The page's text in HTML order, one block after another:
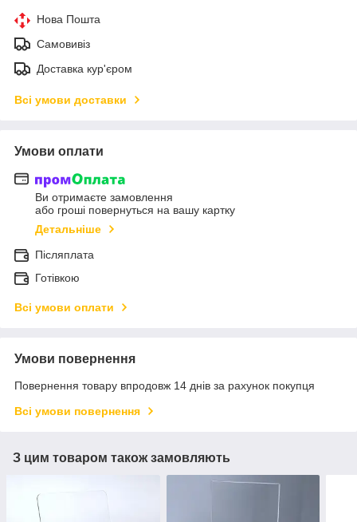
Нова Пошта
Самовивіз
Доставка кур'єром
Всі умови доставки
Умови оплати
Ви отримаєте замовлення
або гроші повернуться на вашу картку
Детальніше
Післяплата
Готівкою
Всі умови оплати
Умови повернення
Повернення товару впродовж 14 днів за рахунок покупця
Всі умови повернення
З цим товаром також замовляють